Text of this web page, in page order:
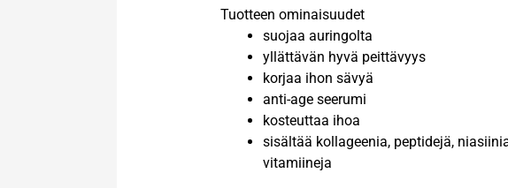
Tuotteen ominaisuudet
suojaa auringolta
yllättävän hyvä peittävyys
korjaa ihon sävyä
anti-age seerumi
kosteuttaa ihoa
sisältää kollageenia, peptidejä,
vitamiineja